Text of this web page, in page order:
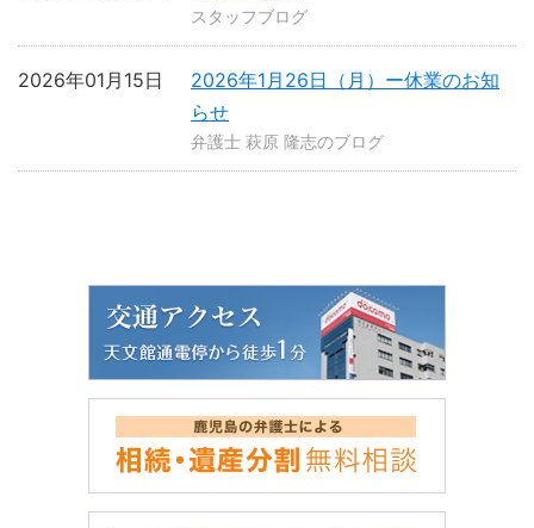
スタッフブログ
2026年1月26日（月）ー休業のお知
らせ
2026年01月15日
弁護士 萩原 隆志のブログ